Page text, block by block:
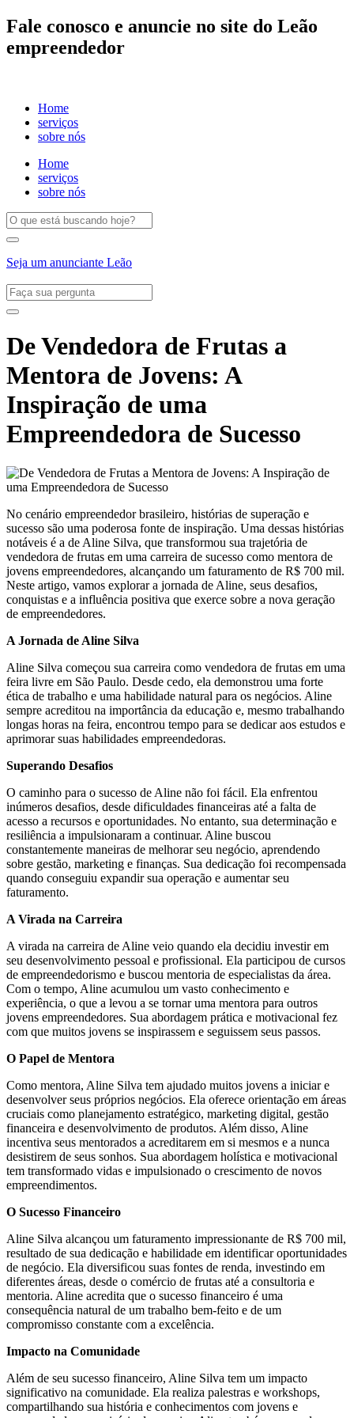
Fale conosco e anuncie no site do Leão
empreendedor
Home
serviços
sobre nós
Home
serviços
sobre nós
Seja um anunciante Leão
De Vendedora de Frutas a
Mentora de Jovens: A
Inspiração de uma
Empreendedora de Sucesso
No cenário empreendedor brasileiro, histórias de superação e
sucesso são uma poderosa fonte de inspiração. Uma dessas histórias
notáveis é a de Aline Silva, que transformou sua trajetória de
vendedora de frutas em uma carreira de sucesso como mentora de
jovens empreendedores, alcançando um faturamento de R$ 700 mil.
Neste artigo, vamos explorar a jornada de Aline, seus desafios,
conquistas e a influência positiva que exerce sobre a nova geração
de empreendedores.
A Jornada de Aline Silva
Aline Silva começou sua carreira como vendedora de frutas em uma
feira livre em São Paulo. Desde cedo, ela demonstrou uma forte
ética de trabalho e uma habilidade natural para os negócios. Aline
sempre acreditou na importância da educação e, mesmo trabalhando
longas horas na feira, encontrou tempo para se dedicar aos estudos e
aprimorar suas habilidades empreendedoras.
Superando Desafios
O caminho para o sucesso de Aline não foi fácil. Ela enfrentou
inúmeros desafios, desde dificuldades financeiras até a falta de
acesso a recursos e oportunidades. No entanto, sua determinação e
resiliência a impulsionaram a continuar. Aline buscou
constantemente maneiras de melhorar seu negócio, aprendendo
sobre gestão, marketing e finanças. Sua dedicação foi recompensada
quando conseguiu expandir sua operação e aumentar seu
faturamento.
A Virada na Carreira
A virada na carreira de Aline veio quando ela decidiu investir em
seu desenvolvimento pessoal e profissional. Ela participou de cursos
de empreendedorismo e buscou mentoria de especialistas da área.
Com o tempo, Aline acumulou um vasto conhecimento e
experiência, o que a levou a se tornar uma mentora para outros
jovens empreendedores. Sua abordagem prática e motivacional fez
com que muitos jovens se inspirassem e seguissem seus passos.
O Papel de Mentora
Como mentora, Aline Silva tem ajudado muitos jovens a iniciar e
desenvolver seus próprios negócios. Ela oferece orientação em áreas
cruciais como planejamento estratégico, marketing digital, gestão
financeira e desenvolvimento de produtos. Além disso, Aline
incentiva seus mentorados a acreditarem em si mesmos e a nunca
desistirem de seus sonhos. Sua abordagem holística e motivacional
tem transformado vidas e impulsionado o crescimento de novos
empreendimentos.
O Sucesso Financeiro
Aline Silva alcançou um faturamento impressionante de R$ 700 mil,
resultado de sua dedicação e habilidade em identificar oportunidades
de negócio. Ela diversificou suas fontes de renda, investindo em
diferentes áreas, desde o comércio de frutas até a consultoria e
mentoria. Aline acredita que o sucesso financeiro é uma
consequência natural de um trabalho bem-feito e de um
compromisso constante com a excelência.
Impacto na Comunidade
Além de seu sucesso financeiro, Aline Silva tem um impacto
significativo na comunidade. Ela realiza palestras e workshops,
compartilhando sua história e conhecimentos com jovens e